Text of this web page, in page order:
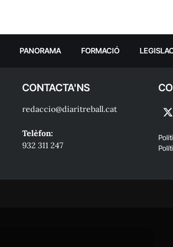
PANORAMA FORMACIÓ
CONTACTA'NS
redaccio@diaritreball.cat
Telèfon:
932 311 247
X